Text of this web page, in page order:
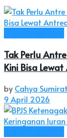
Tak Perlu
Kini Bisa
by Cahya Sumirat
9 April 2026